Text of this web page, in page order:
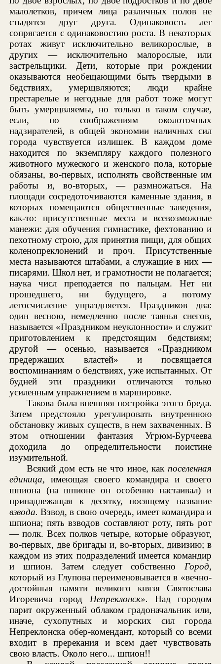
малолетков, причем лица различных полов не
стыдятся друг друга. Одинаковость лет
сопрягается с одинаковостию роста. В некоторых
ротах живут исключительно великорослые, в
других — исключительно малорослые, или
застрельщики. Дети, которые при рождении
оказываются необещающими быть твердыми в
бедствиях, умерщвляются; люди крайне
престарелые и негодные для работ тоже могут
быть умерщвляемы, но только в таком случае,
если, по соображениям околоточных
надзирателей, в общей экономии наличных сил
города чувствуется излишек. В каждом доме
находится по экземпляру каждого полезного
животного мужеского и женского пола, которые
обязаны, во-первых, исполнять свойственные им
работы и, во-вторых, — размножаться. На
площади сосредоточиваются каменные здания, в
которых помещаются общественные заведения,
как-то: присутственные места и всевозможные
манежи: для обучения гимнастике, фехтованию и
пехотному строю, для принятия пищи, для общих
коленопреклонений и проч. Присутственные
места называются штабами, а служащие в них —
писарями. Школ нет, и грамотности не полагается;
наука числ преподается по пальцам. Нет ни
прошедшего, ни будущего, а потому
летосчисление упраздняется. Праздников два:
один весною, немедленно после таянья снегов,
называется «Праздником неуклонности» и служит
приготовлением к предстоящим бедствиям;
другой — осенью, называется «Праздником
предержащих властей» и посвящается
воспоминаниям о бедствиях, уже испытанных. От
будней эти праздники отличаются только
усиленным упражнением в маршировке.
Такова была внешняя постройка этого бреда.
Затем предстояло урегулировать внутреннюю
обстановку живых существ, в нем захваченных. В
этом отношении фантазия Угрюм-Бурчеева
доходила до определительности поистине
изумительной.
Всякий дом есть не что иное, как поселенная
единица, имеющая своего командира и своего
шпиона (на шпионе он особенно настаивал) и
принадлежащая к десятку, носящему название
взвода. Взвод, в свою очередь, имеет командира и
шпиона; пять взводов составляют роту, пять рот
— полк. Всех полков четыре, которые образуют,
во-первых, две бригады и, во-вторых, дивизию; в
каждом из этих подразделений имеется командир
и шпион. Затем следует собственно Город,
который из Глупова переименовывается в «вечно-
достойныя памяти великого князя Святослава
Игоревича город Непреклонск». Над городом
парит окруженный облаком градоначальник или,
иначе, сухопутных и морских сил города
Непреклонска обер-комендант, который со всеми
входит в пререкания и всем дает чувствовать
свою власть. Около него... шпион!!